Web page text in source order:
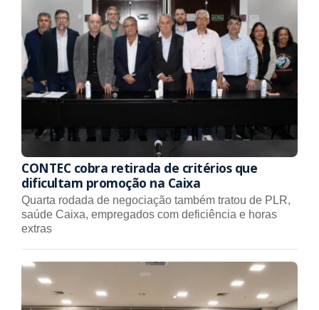
CONTEC cobra retirada de critérios que
dificultam promoção na Caixa
Quarta rodada de negociação também tratou de PLR,
saúde Caixa, empregados com deficiência e horas
extras